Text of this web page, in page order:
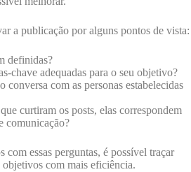
a publicação por alguns pontos de vista:
definidas?
chave adequadas para o seu objetivo?
com as personas estabelecidas
curtiram os posts, elas correspondem
comunicação?
essas perguntas, é possível traçar
objetivos com mais eficiência.